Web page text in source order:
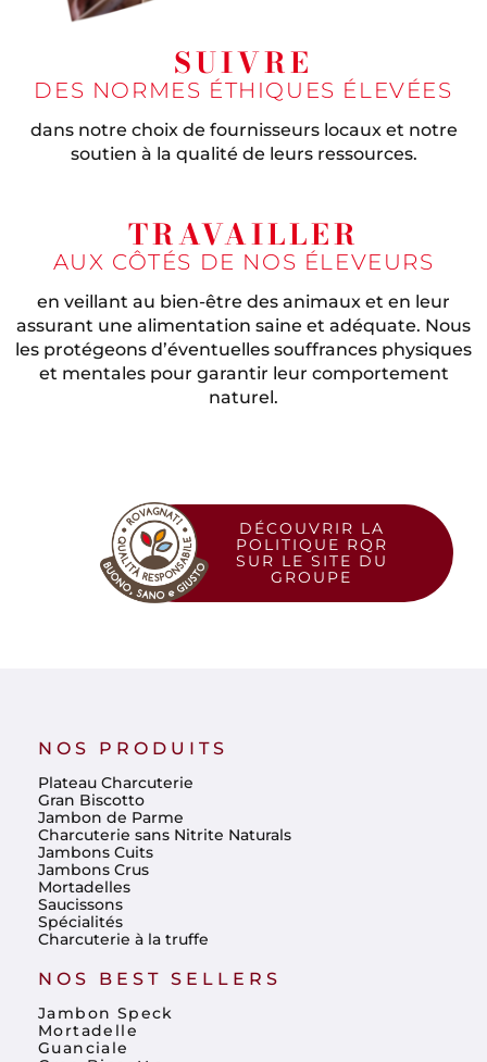
SUIVRE
DES NORMES ÉTHIQUES ÉLEVÉES
dans notre choix de fournisseurs locaux et notre
soutien à la qualité de leurs ressources.
TRAVAILLER
AUX CÔTÉS DE NOS ÉLEVEURS
en veillant au bien-être des animaux et en leur
assurant une alimentation saine et adéquate. Nous
les protégeons d’éventuelles souffrances physiques
et mentales pour garantir leur comportement
naturel.
DÉCOUVRIR LA
POLITIQUE RQR
SUR LE SITE DU
GROUPE
NOS PRODUITS
Plateau Charcuterie
Gran Biscotto
Jambon de Parme
Charcuterie sans Nitrite Naturals
Jambons Cuits
Jambons Crus
Mortadelles
Saucissons
Spécialités
Charcuterie à la truffe
NOS BEST SELLERS
Jambon Speck
Mortadelle
Guanciale